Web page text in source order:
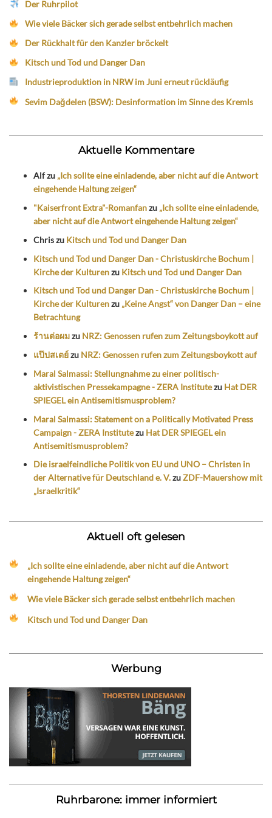
Der Ruhrpilot
Wie viele Bäcker sich gerade selbst entbehrlich machen
Der Rückhalt für den Kanzler bröckelt
Kitsch und Tod und Danger Dan
Industrieproduktion in NRW im Juni erneut rückläufig
Sevim Dağdelen (BSW): Desinformation im Sinne des Kremls
Aktuelle Kommentare
Alfzu „Ich sollte eine einladende, aber nicht auf die Antwort
eingehende Haltung zeigen“
"Kaiserfront Extra"-Romanfanzu „Ich sollte eine einladende,
aber nicht auf die Antwort eingehende Haltung zeigen“
Chriszu Kitsch und Tod und Danger Dan
Kitsch und Tod und Danger Dan - Christuskirche Bochum |
Kirche der Kulturenzu Kitsch und Tod und Danger Dan
Kitsch und Tod und Danger Dan - Christuskirche Bochum |
Kirche der Kulturenzu „Keine Angst“ von Danger Dan – eine
Betrachtung
ร้านต่อผมzu NRZ: Genossen rufen zum Zeitungsboykott auf
แป๊ปสเตย์zu NRZ: Genossen rufen zum Zeitungsboykott auf
Maral Salmassi: Stellungnahme zu einer politisch-
aktivistischen Pressekampagne - ZERA Institutezu Hat DER
SPIEGEL ein Antisemitismusproblem?
Maral Salmassi: Statement on a Politically Motivated Press
Campaign - ZERA Institutezu Hat DER SPIEGEL ein
Antisemitismusproblem?
Die israelfeindliche Politik von EU und UNO – Christen in
der Alternative für Deutschland e. V.zuZDF-Mauershow mit
„Israelkritik“
Aktuell oft gelesen
„Ich sollte eine einladende, aber nicht auf die Antwort
eingehende Haltung zeigen“
Wie viele Bäcker sich gerade selbst entbehrlich machen
Kitsch und Tod und Danger Dan
Werbung
Ruhrbarone: immer informiert